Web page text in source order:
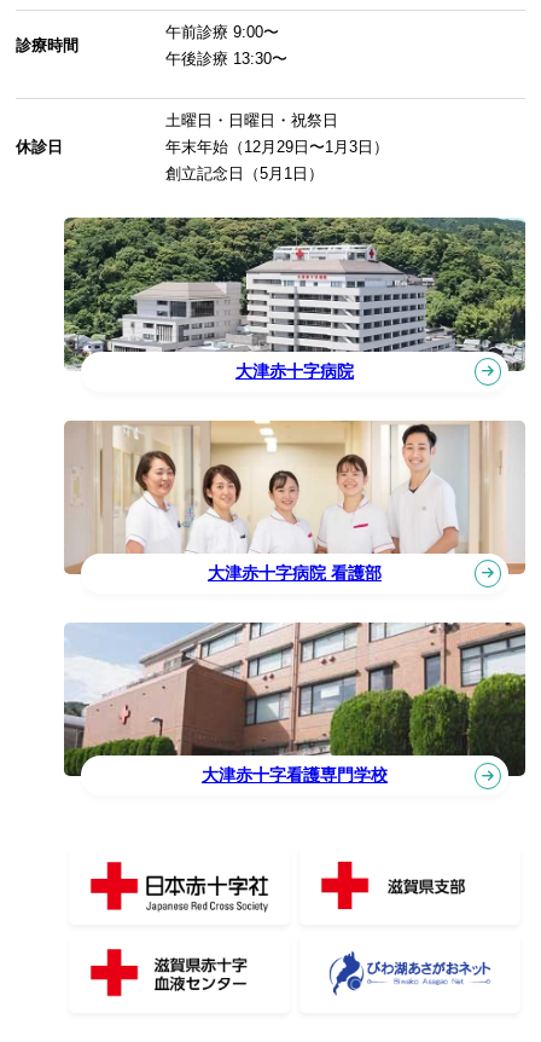
診療時間
午前診療9:00〜
午後診療 13:30〜
休診日
土曜日・日曜日・祝祭日
年末年始（12月29日〜1月3日）
創立記念日（5月1日）
大津赤十字病院
大津赤十字病院 看護部
大津赤十字看護専門学校